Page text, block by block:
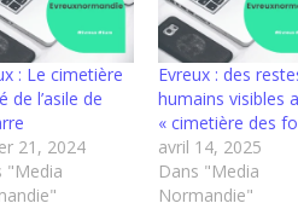
: Le cimetière
de l’asile de
21, 2024
"Media
Evreux : des
humains visibles
« cimetière des
avril 14, 2025
Dans "Media
Normandie"